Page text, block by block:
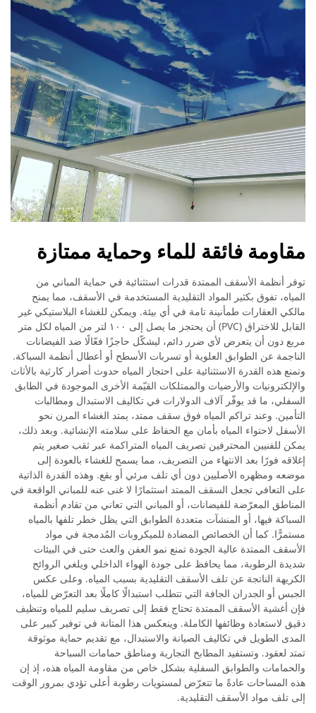
مقاومة فائقة للماء وحماية ممتازة
توفر أنظمة الأسقف الممتدة قدرات استثنائية في حماية المباني من
المياه، تفوق بكثير المواد التقليدية المستخدمة في الأسقف، مما يمنح
مالكي العقارات طمأنينة تامة في أي بيئة. ويمكن للغشاء البلاستيكي غير
القابل للاختراق (PVC) أن يحتجز ما يصل إلى ١٠٠ لتر من المياه لكل متر
مربع دون أن يتعرض لأي ضرر دائم، ليشكّل حاجزًا فعّالًا ضد الفيضانات
الناجمة عن الطوابق العلوية أو تسربات الأسطح أو أعطال أنظمة السباكة.
وتمنع هذه القدرة الاستثنائية على احتجاز المياه حدوث أضرار كارثية بالأثاث
والإلكترونيات والأرضيات والممتلكات القيّمة الأخرى الموجودة في الطابق
السفلي، ما قد يوفّر آلاف الدولارات في تكاليف الاستبدال ومطالبات
التأمين. وعند تراكم المياه فوق سقف ممتد، يمتد الغشاء المرن نحو
الأسفل لاحتواء المياه بأمان مع الحفاظ على سلامته الإنشائية. وبعد ذلك،
يمكن للفنيين المحترفين تصريف المياه المتراكمة عبر ثقب صغير يتم
إغلاقه فورًا بعد الانتهاء من التصريف، مما يسمح للغشاء بالعودة إلى
موضعه ومظهره الأصليين دون أي تلف مرئي أو بقع. وهذه القدرة الذاتية
على التعافي تجعل السقف الممتد استثمارًا لا غنى عنه للمباني الواقعة في
المناطق المعرّضة للفيضانات، أو المباني التي تعاني من تقادم أنظمة
السباكة فيها، أو المنشآت متعددة الطوابق التي يظل خطر تلفها بالمياه
مستمرًّا. كما أن الخصائص المضادة للميكروبات المُدمجة في مواد
الأسقف الممتدة عالية الجودة تمنع نمو العفن والعث حتى في البيئات
شديدة الرطوبة، مما يحافظ على جودة الهواء الداخلي ويلغي الروائح
الكريهة الناتجة عن تلف الأسقف التقليدية بسبب المياه. وعلى عكس
الجبس أو الجدران الجافة التي تتطلب استبدالًا كاملًا بعد التعرّض للمياه،
فإن أغشية الأسقف الممتدة تحتاج فقط إلى تصريف سليم للمياه وتنظيف
دقيق لاستعادة وظائفها الكاملة. وينعكس هذا المتانة في توفير كبير على
المدى الطويل في تكاليف الصيانة والاستبدال، مع تقديم حماية موثوقة
تمتد لعقود. وتستفيد المطابخ التجارية ومناطق حمامات السباحة
والحمامات والطوابق السفلية بشكل خاص من مقاومة المياه هذه، إذ إن
هذه المساحات عادةً ما تتعرّض لمستويات رطوبة أعلى تؤدي بمرور الوقت
إلى تلف مواد الأسقف التقليدية.